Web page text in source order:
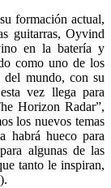
formación actual,
guitarras, Oyvind
en la batería y
como uno de los
del mundo, con su
vez llega para
Horizon Radar”,
los nuevos temas
habrá hueco para
algunas de las
tanto le inspiran,